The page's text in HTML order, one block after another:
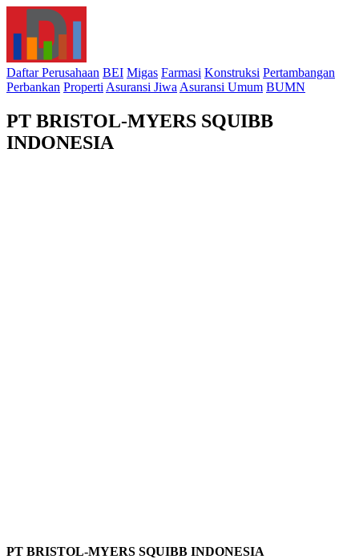
Daftar Perusahaan BEI Migas Farmasi Konstruksi Pertambangan
Perbankan Properti Asuransi Jiwa Asuransi Umum BUMN
PT BRISTOL-MYERS SQUIBB
INDONESIA
PT BRISTOL-MYERS SQUIBB INDONESIA